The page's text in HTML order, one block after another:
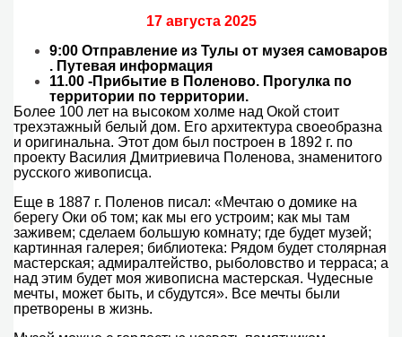
17 августа 2025
9:00 Отправление из Тулы от музея самоваров
. Путевая информация
11.00 -Прибытие в Поленово. Прогулка по
территории по территории.
Более 100 лет на высоком холме над Окой стоит
трехэтажный белый дом. Его архитектура своеобразна
и оригинальна. Этот дом был построен в 1892 г. по
проекту Василия Дмитриевича Поленова, знаменитого
русского живописца.
Еще в 1887 г. Поленов писал: «Мечтаю о домике на
берегу Оки об том; как мы его устроим; как мы там
заживем; сделаем большую комнату; где будет музей;
картинная галерея; библиотека: Рядом будет столярная
мастерская; адмиралтейство, рыболовство и терраса; а
над этим будет моя живописна мастерская. Чудесные
мечты, может быть, и сбудутся». Все мечты были
претворены в жизнь.